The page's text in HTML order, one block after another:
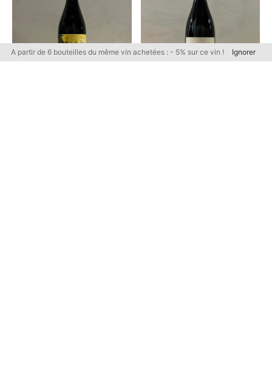
A partir de 6 bouteilles du même vin achetées : - 5% sur ce vin ! Ignorer